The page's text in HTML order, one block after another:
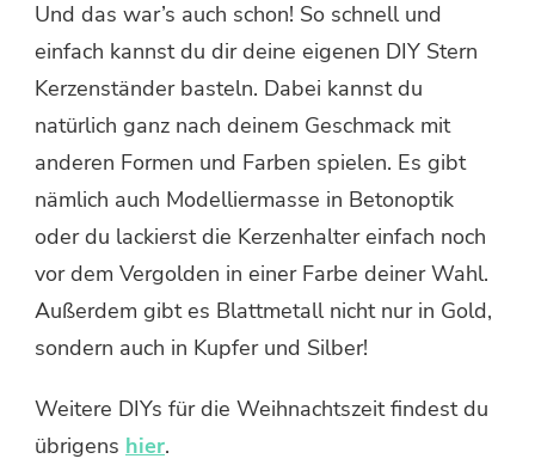
Und das war’s auch schon! So schnell und
einfach kannst du dir deine eigenen DIY Stern
Kerzenständer basteln. Dabei kannst du
natürlich ganz nach deinem Geschmack mit
anderen Formen und Farben spielen. Es gibt
nämlich auch Modelliermasse in Betonoptik
oder du lackierst die Kerzenhalter einfach noch
vor dem Vergolden in einer Farbe deiner Wahl.
Außerdem gibt es Blattmetall nicht nur in Gold,
sondern auch in Kupfer und Silber!
Weitere DIYs für die Weihnachtszeit findest du
übrigens hier.